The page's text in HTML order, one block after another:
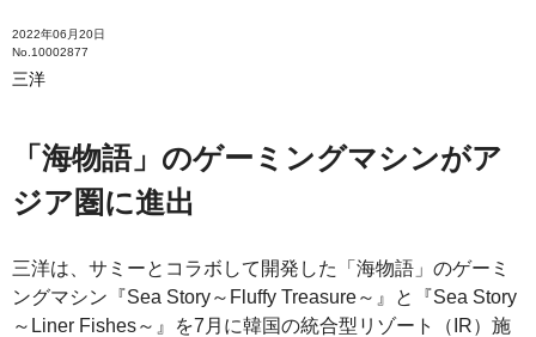
2022年06月20日
No.10002877
三洋
「海物語」のゲーミングマシンがア
ジア圏に進出
三洋は、サミーとコラボして開発した「海物語」のゲーミ
ングマシン『Sea Story～Fluffy Treasure～』と『Sea Story
～Liner Fishes～』を7月に韓国の統合型リゾート（IR）施